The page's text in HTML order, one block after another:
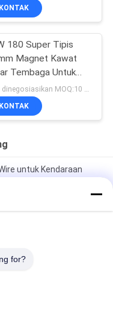
KONTAK
180 Super Tipis
Magnet Kawat
Tembaga Untuk
KONTAK
untuk Kendaraan
Tembaga Lapisan
panjang super tipis
for?